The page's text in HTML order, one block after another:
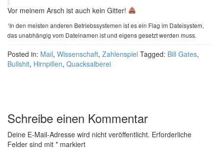
Vor meinem Arsch ist auch kein Gitter!
¹In den meisten anderen Betriebssystemen ist es ein Flag im Dateisystem,
das unabhängig vom Dateinamen ist und eigens gesetzt werden muss.
Posted in: Mail, Wissenschaft, Zahlenspiel Tagged: Bill Gates,
Bullshit, Hirnpillen, Quacksalberei
Schreibe einen Kommentar
Deine E-Mail-Adresse wird nicht veröffentlicht. Erforderliche
Felder sind mit * markiert